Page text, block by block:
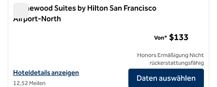
Homewood Suites by Hilton San Francisco
Airport-North
Hoteldetails für Homewood Suites by Hilton San Francisco Airport-
Hoteldetails anzeigen
12,52 Meilen
Von* $133
Honors Ermäßigung Nicht
rückerstattungsfähig
Daten auswählen